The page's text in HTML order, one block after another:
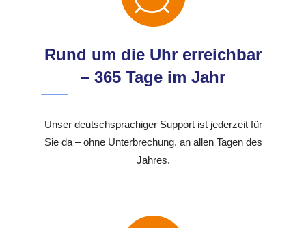
Rund um die Uhr erreichbar
– 365 Tage im Jahr
Unser deutschsprachiger Support ist jederzeit für
Sie da – ohne Unterbrechung, an allen Tagen des
Jahres.